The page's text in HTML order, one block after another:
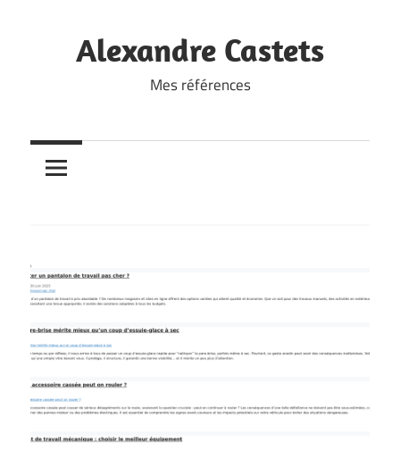
contentAlexandre Castets
Mes références